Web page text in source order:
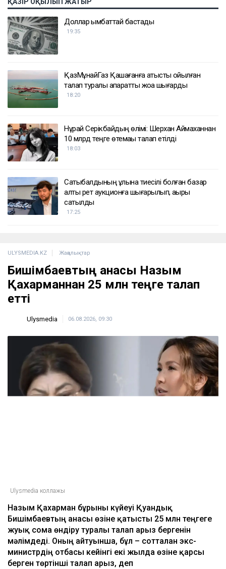
Доллар қымбаттай бастады
19:35
ҚазМұнайГаз Қашағанға қатысты қойылған
талап туралы ақпаратты жоққа шығарды
18:20
Нұрай Серікбайдың өлімі: Шерхан Аймаханнан
10 млрд теңге өтемақы талап етілді
18:03
Сатыбалдының ұлына тиесілі болған базар
алты рет аукционға шығарылып, ақыры
сатылды
17:25
ULYSMEDIA.KZ Жаңалықтар
Бишімбаевтың анасы Назым
Қахарманнан 25 млн теңге талап
етті
Ulysmedia 06.08.2026, 09:30
Ulysmedia коллажы
Назым Қахарман бұрынғы күйеуі Қуандық
Бишімбаевтың анасы өзіне қатысты 25 млн теңгеге
жуық сома өндіру туралы талап арыз бергенін
мәлімдеді. Оның айтуынша, бұл – сотталған экс-
министрдің отбасы кейінгі екі жылда өзіне қарсы
берген төртінші талап арыз, деп